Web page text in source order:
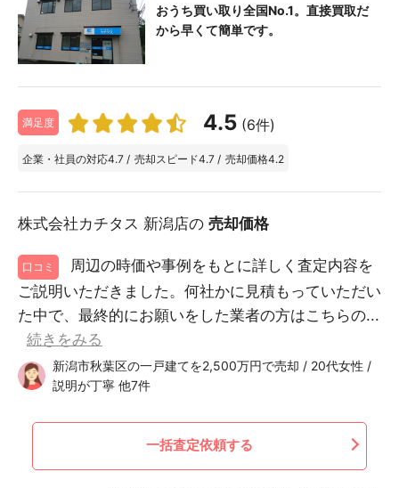
おうち買い取り全国No.1。直接買取だ
から早くて簡単です。
満足度 4.5 (6件)
企業・社員の対応4.7 / 売却スピード4.7 / 売却価格4.2
株式会社カチタス 新潟店の 売却価格
口コミ
周辺の時価や事例をもとに詳しく査定内容を
ご説明いただきました。何社かに見積もっていただい
た中で、最終的にお願いをした業者の方はこちらの...
続きをみる
新潟市秋葉区の一戸建てを2,500万円で売却 / 20代女性 /
説明が丁寧 他7件
一括査定依頼する